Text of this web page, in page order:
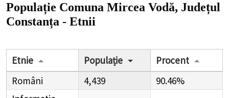
Populație Comuna Mircea Vodă, Județul
Constanța - Etnii
Etnie Populație
Procent
Români
4,439
90.46%